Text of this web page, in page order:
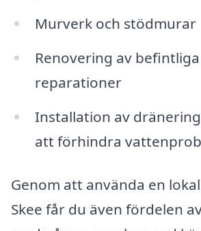
Murverk och stödmurar
Renovering av
reparationer
Installation av
att förhindra
Genom att använda en
Skee får du även fördelen